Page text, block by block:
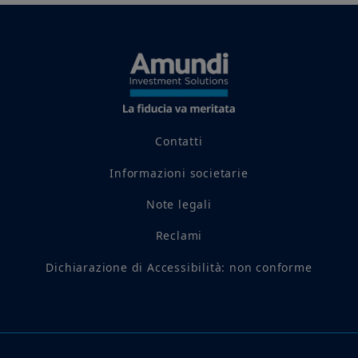
Contatti
Informazioni societarie
Note legali
Reclami
Dichiarazione di Accessibilità: non conforme